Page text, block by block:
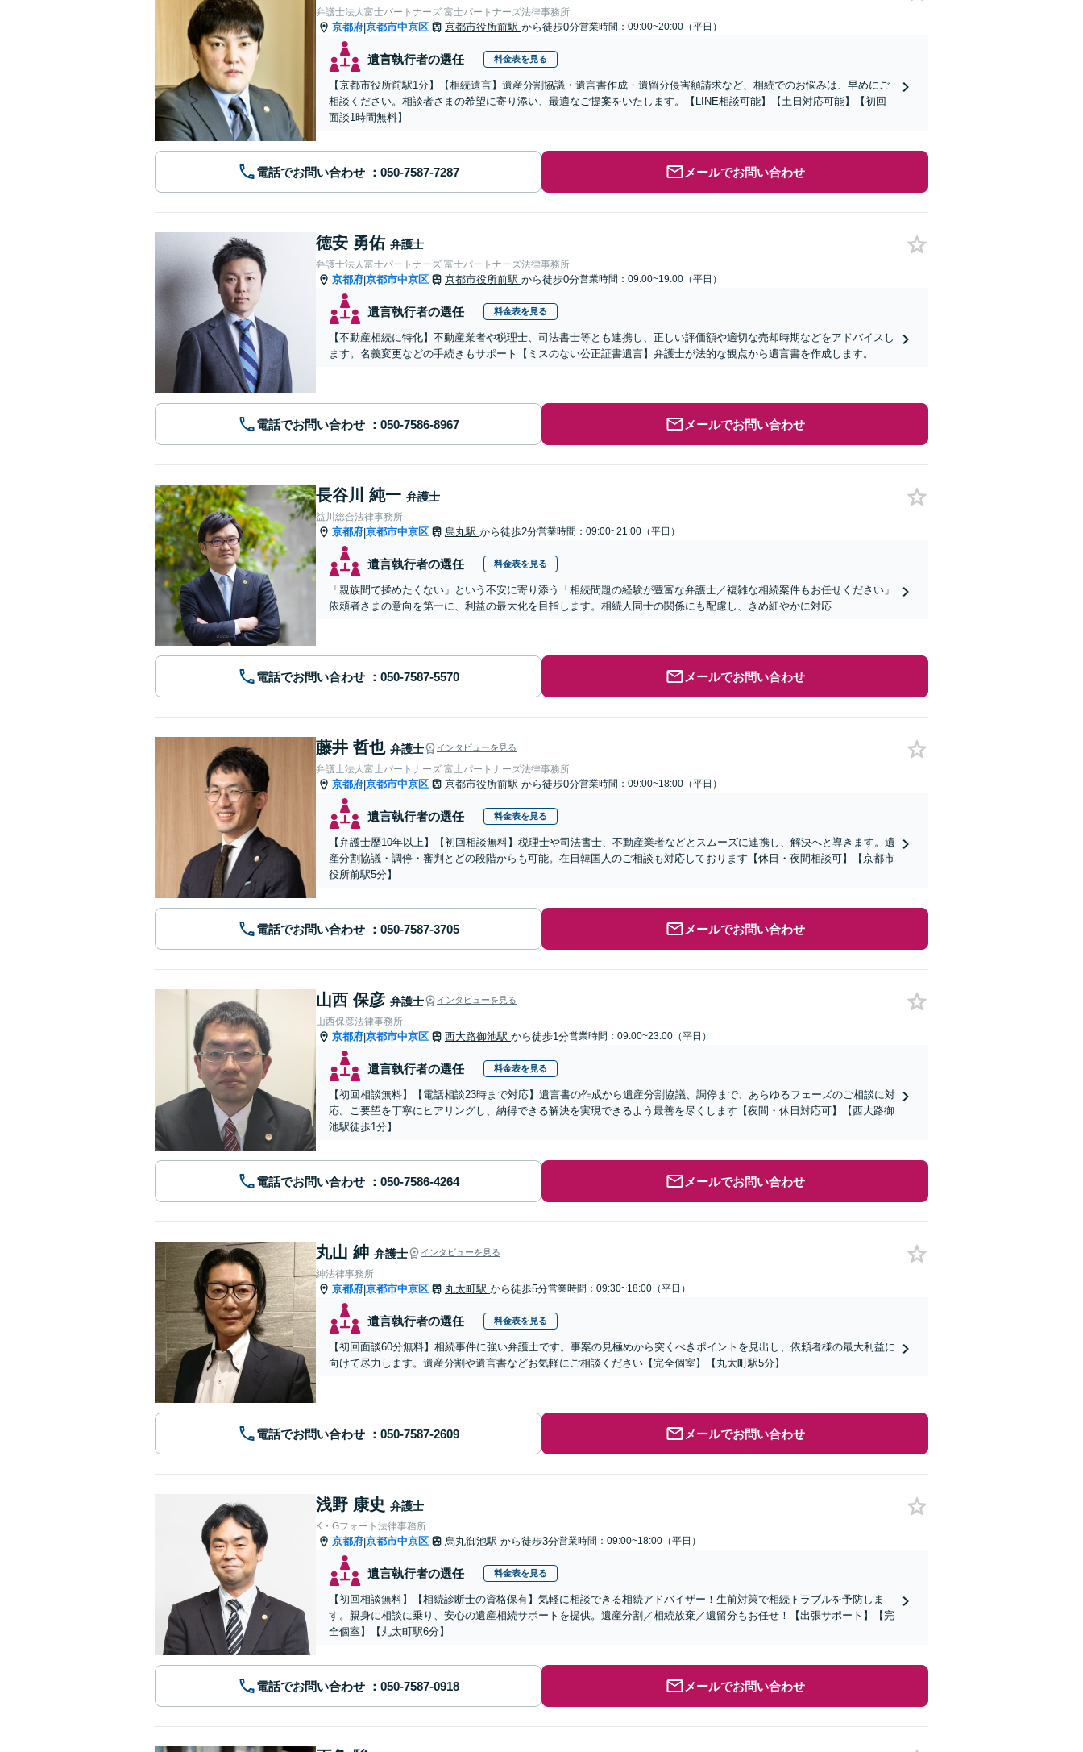
弁護士法人富士パートナーズ 富士パートナーズ法律事務所
京都府|京都市中京区 京都市役所前駅 から徒歩0分営業時間：09:00~20:00（平日）
遺言執行者の選任 料金表を見る
【京都市役所前駅1分】【相続遺言】遺産分割協議・遺言書作成・遺留分侵害額請求など、相続でのお悩みは、早めにご
相談ください。相談者さまの希望に寄り添い、最適なご提案をいたします。【LINE相談可能】【土日対応可能】【初回
面談1時間無料】
電話でお問い合わせ メールでお問い合わせ
徳安 勇佑 弁護士
弁護士法人富士パートナーズ 富士パートナーズ法律事務所
京都府|京都市中京区 京都市役所前駅 から徒歩0分営業時間：09:00~19:00（平日）
遺言執行者の選任 料金表を見る
【不動産相続に特化】不動産業者や税理士、司法書士等とも連携し、正しい評価額や適切な売却時期などをアドバイスし
ます。名義変更などの手続きもサポート【ミスのない公正証書遺言】弁護士が法的な観点から遺言書を作成します。
電話でお問い合わせ メールでお問い合わせ
長谷川 純一 弁護士
益川総合法律事務所
京都府|京都市中京区 烏丸駅 から徒歩2分営業時間：09:00~21:00（平日）
遺言執行者の選任 料金表を見る
「親族間で揉めたくない」という不安に寄り添う「相続問題の経験が豊富な弁護士／複雑な相続案件もお任せください」
依頼者さまの意向を第一に、利益の最大化を目指します。相続人同士の関係にも配慮し、きめ細やかに対応
電話でお問い合わせ メールでお問い合わせ
藤井 哲也 弁護士 インタビューを見る
弁護士法人富士パートナーズ 富士パートナーズ法律事務所
京都府|京都市中京区 京都市役所前駅 から徒歩0分営業時間：09:00~18:00（平日）
遺言執行者の選任 料金表を見る
【弁護士歴10年以上】【初回相談無料】税理士や司法書士、不動産業者などとスムーズに連携し、解決へと導きます。遺
産分割協議・調停・審判とどの段階からも可能。在日韓国人のご相談も対応しております【休日・夜間相談可】【京都市
役所前駅5分】
電話でお問い合わせ メールでお問い合わせ
山西 保彦 弁護士 インタビューを見る
山西保彦法律事務所
京都府|京都市中京区 西大路御池駅 から徒歩1分営業時間：09:00~23:00（平日）
遺言執行者の選任 料金表を見る
【初回相談無料】【電話相談23時まで対応】遺言書の作成から遺産分割協議、調停まで、あらゆるフェーズのご相談に対
応。ご要望を丁寧にヒアリングし、納得できる解決を実現できるよう最善を尽くします【夜間・休日対応可】【西大路御
池駅徒歩1分】
電話でお問い合わせ メールでお問い合わせ
丸山 紳 弁護士 インタビューを見る
紳法律事務所
京都府|京都市中京区 丸太町駅 から徒歩5分営業時間：09:30~18:00（平日）
遺言執行者の選任 料金表を見る
【初回面談60分無料】相続事件に強い弁護士です。事案の見極めから突くべきポイントを見出し、依頼者様の最大利益に
向けて尽力します。遺産分割や遺言書などお気軽にご相談ください【完全個室】【丸太町駅5分】
電話でお問い合わせ メールでお問い合わせ
浅野 康史 弁護士
K・Gフォート法律事務所
京都府|京都市中京区 烏丸御池駅 から徒歩3分営業時間：09:00~18:00（平日）
遺言執行者の選任 料金表を見る
【初回相談無料】【相続診断士の資格保有】気軽に相談できる相続アドバイザー！生前対策で相続トラブルを予防しま
す。親身に相談に乗り、安心の遺産相続サポートを提供。遺産分割／相続放棄／遺留分もお任せ！【出張サポート】【完
全個室】【丸太町駅6分】
電話でお問い合わせ メールでお問い合わせ